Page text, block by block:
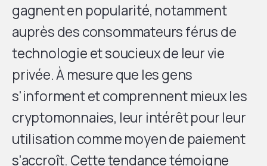
gagnent en popularité, notamment
auprès des consommateurs férus de
technologie et soucieux de leur vie
privée. À mesure que les gens
s'informent et comprennent mieux les
cryptomonnaies, leur intérêt pour leur
utilisation comme moyen de paiement
s'accroît. Cette tendance témoigne